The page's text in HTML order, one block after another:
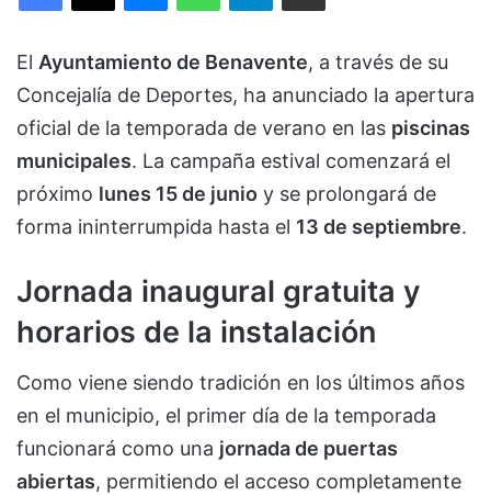
El Ayuntamiento de Benavente, a través de su
Concejalía de Deportes, ha anunciado la apertura
oficial de la temporada de verano en las piscinas
municipales. La campaña estival comenzará el
próximo lunes 15 de junio y se prolongará de
forma ininterrumpida hasta el 13 de septiembre.
Jornada inaugural gratuita y
horarios de la instalación
Como viene siendo tradición en los últimos años
en el municipio, el primer día de la temporada
funcionará como una jornada de puertas
abiertas, permitiendo el acceso completamente